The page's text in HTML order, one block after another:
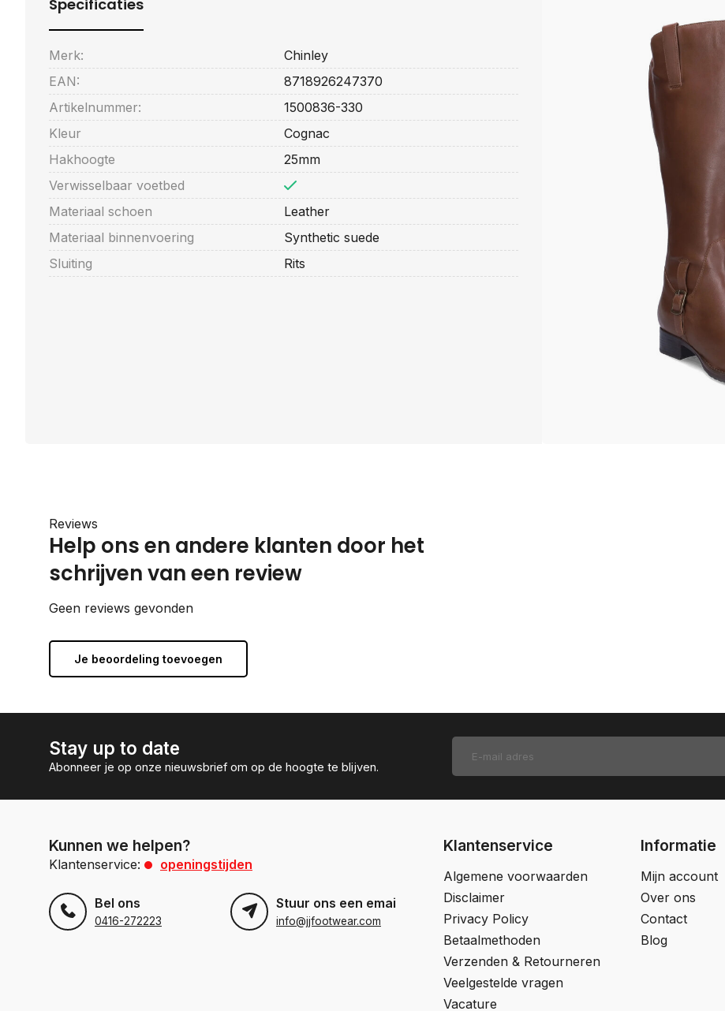
Specificaties
Merk:
Chinley
EAN:
8718926247370
Artikelnummer:
1500836-330
Kleur
Cognac
Hakhoogte
25mm
Verwisselbaar voetbed
Materiaal schoen
Leather
Materiaal binnenvoering
Synthetic suede
Sluiting
Rits
Reviews
Help ons en andere klanten door het
schrijven van een review
Geen reviews gevonden
Je beoordeling toevoegen
Stay up to date
Abonneer je op onze nieuwsbrief om op de hoogte te blijven.
Kunnen we helpen?
Klantenservice: openingstijden
Bel ons
0416-272223
Stuur ons een email
info@jjfootwear.com
Klantenservice
Algemene voorwaarden
Disclaimer
Privacy Policy
Betaalmethoden
Verzenden & Retourneren
Veelgestelde vragen
Vacature
Informatie
Mijn account
Over ons
Contact
Blog